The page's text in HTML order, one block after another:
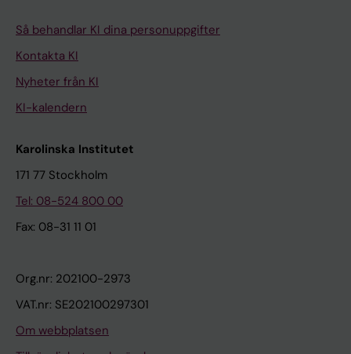
Så behandlar KI dina personuppgifter
Kontakta KI
Nyheter från KI
KI-kalendern
Karolinska Institutet
171 77 Stockholm
Tel: 08-524 800 00
Fax: 08-31 11 01
Org.nr: 202100-2973
VAT.nr: SE202100297301
Om webbplatsen